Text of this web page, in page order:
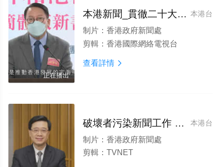
正在播出
本港台
本港新聞_貫徹二十大精神 對接國家戰略
制片： 香港政府新聞處
剪輯： 香港國際網絡電視台
查看詳情 
本港台
破壞者污染新聞工作 應依法打撃
制片： 香港政府新聞處
剪輯： TVNET